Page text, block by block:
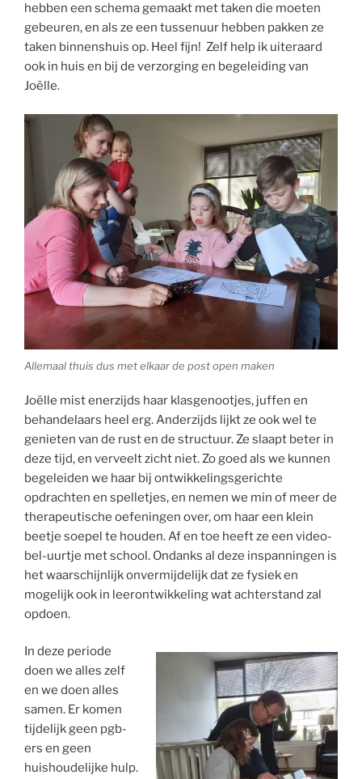
hebben een schema gemaakt met taken die moeten
gebeuren, en als ze een tussenuur hebben pakken ze
taken binnenshuis op. Heel fijn! Zelf help ik uiteraard
ook in huis en bij de verzorging en begeleiding van
Joëlle.
Allemaal thuis dus met elkaar de post open maken
Joëlle mist enerzijds haar klasgenootjes, juffen en
behandelaars heel erg. Anderzijds lijkt ze ook wel te
genieten van de rust en de structuur. Ze slaapt beter in
deze tijd, en verveelt zicht niet. Zo goed als we kunnen
begeleiden we haar bij ontwikkelingsgerichte
opdrachten en spelletjes, en nemen we min of meer de
therapeutische oefeningen over, om haar een klein
beetje soepel te houden. Af en toe heeft ze een video-
bel-uurtje met school. Ondanks al deze inspanningen is
het waarschijnlijk onvermijdelijk dat ze fysiek en
mogelijk ook in leerontwikkeling wat achterstand zal
opdoen.
In deze periode
doen we alles zelf
en we doen alles
samen. Er komen
tijdelijk geen pgb-
ers en geen
huishoudelijke hulp.